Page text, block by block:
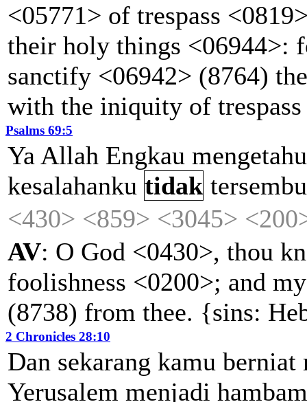
<05771> of trespass
their holy things <06944>:
sanctify <06942> (8764)
with the iniquity of
Psalms 69:5
Ya Allah Engkau
kesalahanku tidak
<430> <859> <3045>
AV: O God <0430>, thou
foolishness <0200>; and
(8738) from thee. {sins:
2 Chronicles 28:10
Dan sekarang kamu berniat
Yerusalem menjadi